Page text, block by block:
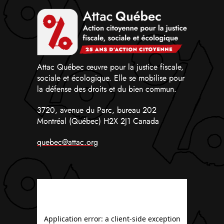
Attac Québec œuvre pour la justice fiscale,
sociale et écologique. Elle se mobilise pour
la défense des droits et du bien commun.
3720, avenue du Parc, bureau 202
Montréal (Québec) H2X 2J1 Canada
quebec@attac.org